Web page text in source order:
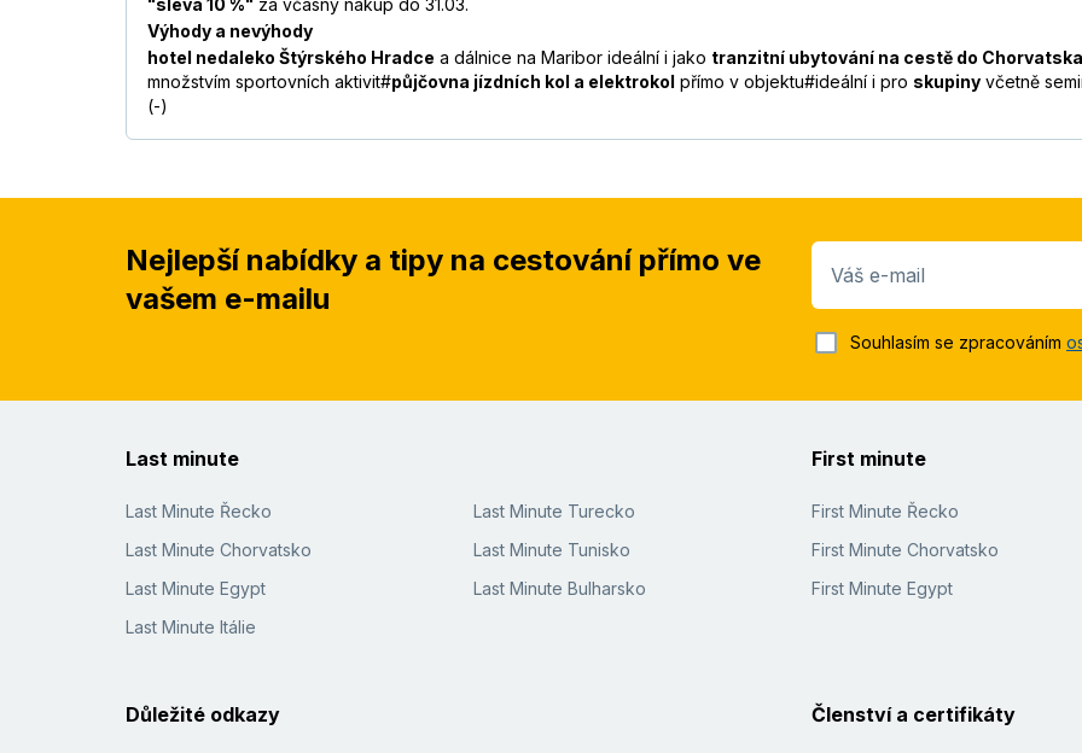
"sleva 10 %" za včasný nákup do 31.03.
Výhody a nevýhody
hotel nedaleko Štýrského Hradce a dálnice na Maribor ideální i jako tranzitní ubytování na cestě do Chorvatska
množstvím sportovních aktivit#půjčovna jízdních kol a elektrokol přímo v objektu#ideální i pro skupiny včetně
(-)
Nejlepší nabídky a tipy na cestování přímo ve
vašem e-mailu
Váš e-mail
Souhlasím se zpracováním
Last minute
Last Minute Řecko
Last Minute Chorvatsko
Last Minute Egypt
Last Minute Itálie
Last Minute Turecko
Last Minute Tunisko
Last Minute Bulharsko
First minute
First Minute Řecko
First Minute Chorvatsko
First Minute Egypt
Důležité odkazy Členství a certifikáty